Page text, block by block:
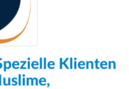
Klienten